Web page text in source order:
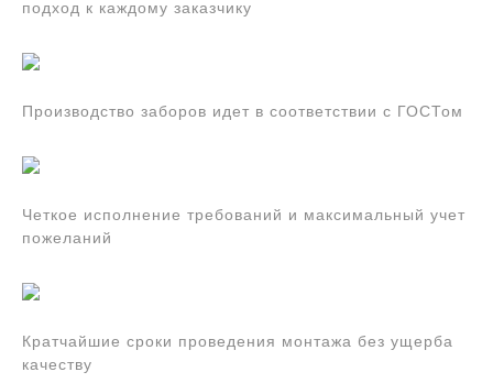
подход к каждому заказчику
Производство заборов идет в соответствии с ГОСТом
Четкое исполнение требований и максимальный учет
пожеланий
Кратчайшие сроки проведения монтажа без ущерба
качеству